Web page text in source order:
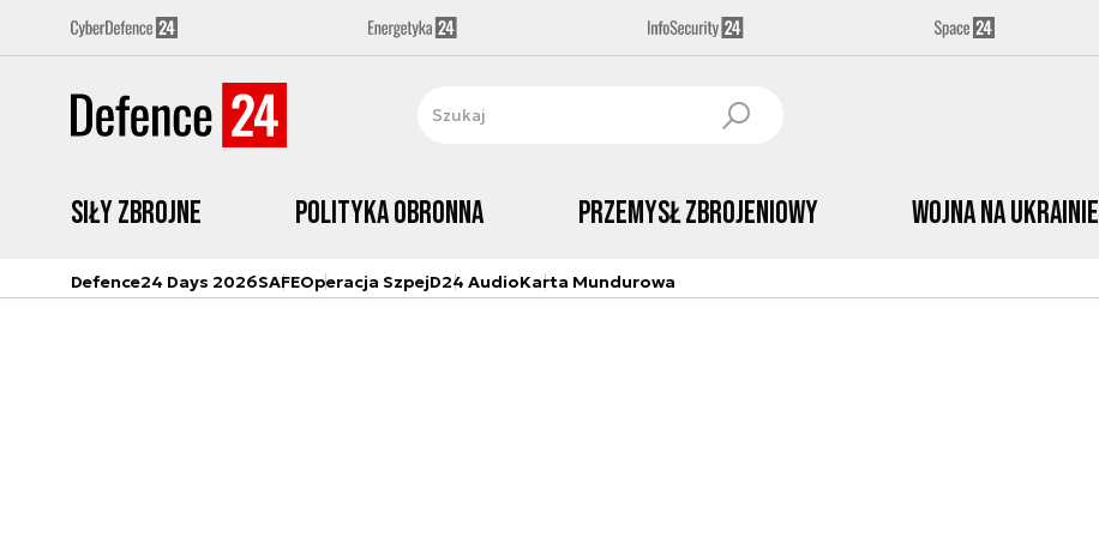
Siły zbrojne Polityka obronna Przemysł Zbrojeniowy Wojna na Ukrainie
Defence24 Days 2026SAFEOperacja SzpejD24 AudioKarta Mundurowa